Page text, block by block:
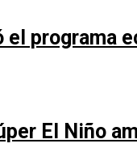
el programa
El Niño